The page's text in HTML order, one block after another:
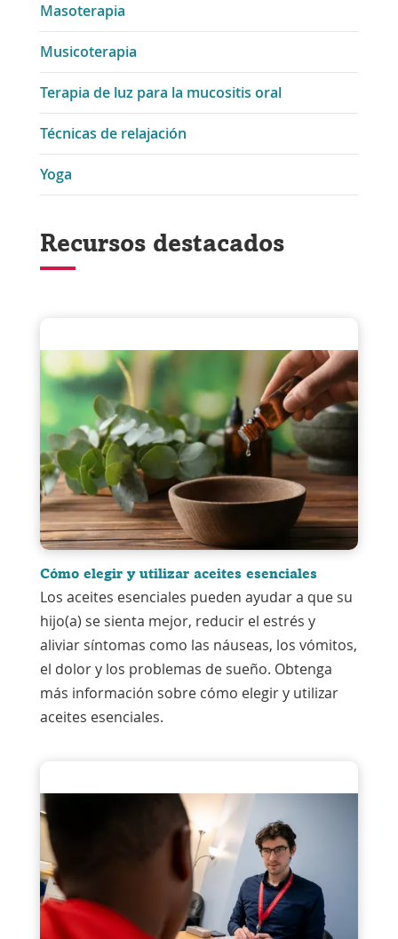
Masoterapia
Musicoterapia
Terapia de luz para la mucositis oral
Técnicas de relajación
Yoga
Recursos destacados
Cómo elegir y utilizar aceites esenciales
Los aceites esenciales pueden ayudar a que su
hijo(a) se sienta mejor, reducir el estrés y
aliviar síntomas como las náuseas, los vómitos,
el dolor y los problemas de sueño. Obtenga
más información sobre cómo elegir y utilizar
aceites esenciales.